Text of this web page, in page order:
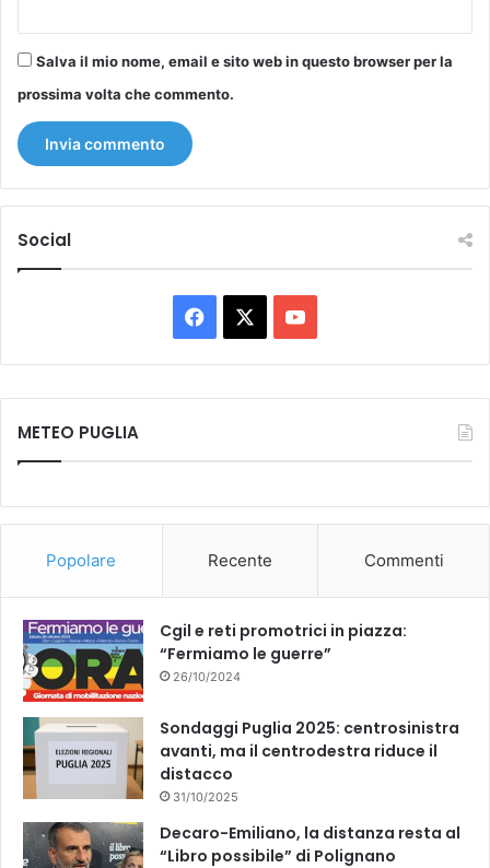
Salva il mio nome, email e sito web in questo browser per la
prossima volta che commento.
Social
Facebook You
Tube
METEO PUGLIA
Popolare Recente Commenti
Cgil e reti promotrici in piazza:
“Fermiamo le guerre”
26/10/2024
Sondaggi Puglia 2025: centrosinistra
avanti, ma il centrodestra riduce il
distacco
31/10/2025
Decaro-Emiliano, la distanza resta al
“Libro possibile” di Polignano